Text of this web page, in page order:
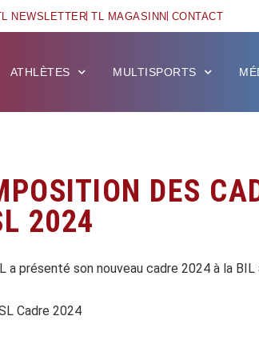
NEWSLETTER TL MAGASINN CONTACT
ATHLÈTES MULTISPORTS
DES
2024
a présenté son nouveau cadre 2024 à la BIL
Cadre 2024